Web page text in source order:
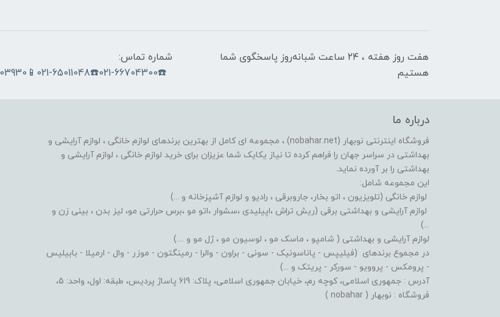
هفت روز هفته ، ۲۴ ساعت شبانه‌روز پاسخگوی شما
هستیم
شماره تماس:
☎️021-66704300☎️021-65011048📱09122903930
درباره ما
فروشگاه اینترنتی نوبهار (nobahar.net) ، مجموعه ای کامل از بهترین برندهای لوازم خانگی ، لوازم آرایشی و
بهداشتی در سراسر جهان را فراهم کرده تا نیاز یکایک شما عزیزان برای خرید لوازم خانگی ، لوازم آرایشی و
بهداشتی را بر آورده نماید.
این مجموعه شامل:
لوازم خانگی (تلویزیون ، اتو بخار، جاروبرقی ، رادیو و لوازم آشپزخانه و ...)
لوازم آرایشی و بهداشتی برقی (ریش تراش ،اپیلیدی ،سشوار ،اتو مو ،برس حرارتی مو، لیز بدن ، بینی زن و
...)
لوازم آرایشی و بهداشتی ( شامپو ، ماسک مو ، لوسیون مو ، ژل مو و ....)
در مجموع برندهای (فیلیپس - پاناسونیک - سونی - براون - والرا - رمینگتون - موزر - وال - ارمیلا - بابیلیس
- پرومکس - پروویو - سورکر - پریتک و ...)
آدرس : جمهوری اسلامی، کوچه رم، خیابان جمهوری اسلامی، پلاک: 619 پاساژ پردیس، طبقه: اول، واحد: 5،
فروشگاه : نوبهار ( nobahar )